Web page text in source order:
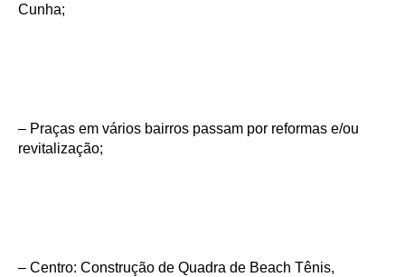
Cunha;
– Praças em vários bairros passam por reformas e/ou
revitalização;
– Centro: Construção de Quadra de Beach Tênis,